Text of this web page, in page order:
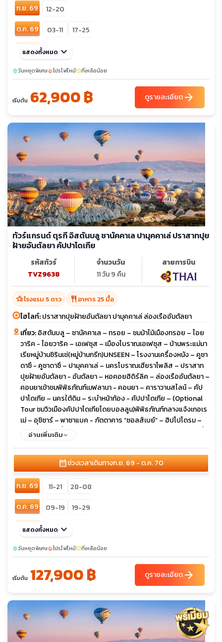
ก.ย. 69
12-20
ต.ค. 69
03-11
17-25
พ.ย. 69
21-29
ธ.ค. 69
04-12
26-03
ม.ค. 70
23-31
มี.ค. 70
06-14 20-28
เม.ย. 70
แสดงทั้งหมด keyboard_arrow_down
sunnyวันหยุดพิเศษlocal_fire_departmentโปรไฟไหม้confirmation_numberที่เหลือน้อย
เริ่มต้น 62,900 ฿ ดูรายละเอียดarrow_forward
ทัวร์แกรนด์ ตุรกี อิสตันบลู ชานัคคาเล ปามุคคาเล่ ปราสาทปุย
ฝ้ายอันตัลยา คัปปาโดเกีย
รหัสทัวร์
TVZ9638
จำนวนวัน
11 วัน 9 คืน
สายการบิน
hotel_classโรงแรม 5 ดาว restaurant อาหาร 25 มื้อ
ไฮไลท์:ปราสาทปุยฝ้ายอันตัลยา ปามุคคาเล่ ล่องเรืออันตัลยา
เที่ยว:อิสตันบลู – ชานัคคาเล – ทรอย – ชมม้าไม้เมืองทรอย – ไอย
วาริค - ไอยวาริค – เอเฟซุส – เมืองโบราณเอเฟซุส – บ้านพระแม่มา
เรียหมู่บ้านซิรินเช่(หมู่บ้านกรีก)UNSEEN – โรงงานเครื่องหนัง – คูซา
ดาซึ - คูซาดาซึ – ปามุคคาเล่ – นครโบราณเฮียราโพลิส – ปราสาท
ปุยฝ้ายอันตัลยา - อันตัลยา – หอคอยฮิดิร์ลิค – ล่องเรืออันตัลยา –
คอนยาเข้าชมพิพิธภัณฑ์เมฟลานา - คอนยา – คาราวานสไลน์ – คัป
ปาโดเกีย – นครใต้ดิน – ระบำหน้าท้อง - คัปปาโดเกีย – (Optional
Tour ชมวิวเมืองคัปปาโดเกียโดยบอลลูน)พิพิธภัณฑ์กลางแจ้งเกอเร
เม่ – อุชิซาร์ – พาซาแบค - ภัตตาคาร “ซอลส์เบย์” – ฮิปโปโดรม –
เข้าชมสุเหร่าสีน้ำเงินสุเหร่าเซนต์โซเฟีย(สิ่งมหัศจรรย์ของโลก) – ที่
ฮาเร็ม(Harem) ล่องเรือชมช่องแคบบอสฟอรัส – ช้อปปิ้งแกรนด์
บาซาร์ - เข้าชมพระราชวังโดลมาบาเชห์
อ่านเพิ่มเติม
calendar_monthช่วงเวลาเดินทางก.ย. 69 - ต.ค. 70
ก.ย. 69 11-21
28-08
ต.ค. 69
09-19
19-29
พ.ย. 69
20-30
ธ.ค. 69
02-12
24-03
ก.พ. 70
18-28
เม.ย. 70 08-18 29-09
พ.ค. 70
แสดงทั้งหมด keyboard_arrow_down
sunnyวันหยุดพิเศษlocal_fire_departmentโปรไฟไหม้confirmation_numberที่เหลือน้อย
เริ่มต้น 127,900 ฿ ดูรายละเอียดarrow_forward